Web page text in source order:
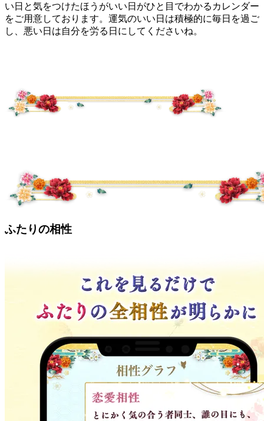
い日と気をつけたほうがいい日がひと目でわかるカレンダー
をご用意しております。運気のいい日は積極的に毎日を過ご
し、悪い日は自分を労る日にしてくださいね。
ふたりの相性